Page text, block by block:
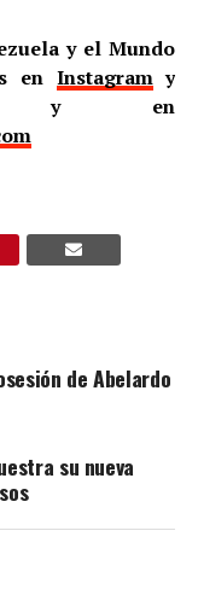
y el Mundo
en Instagramy
en
de Abelardo
su nueva